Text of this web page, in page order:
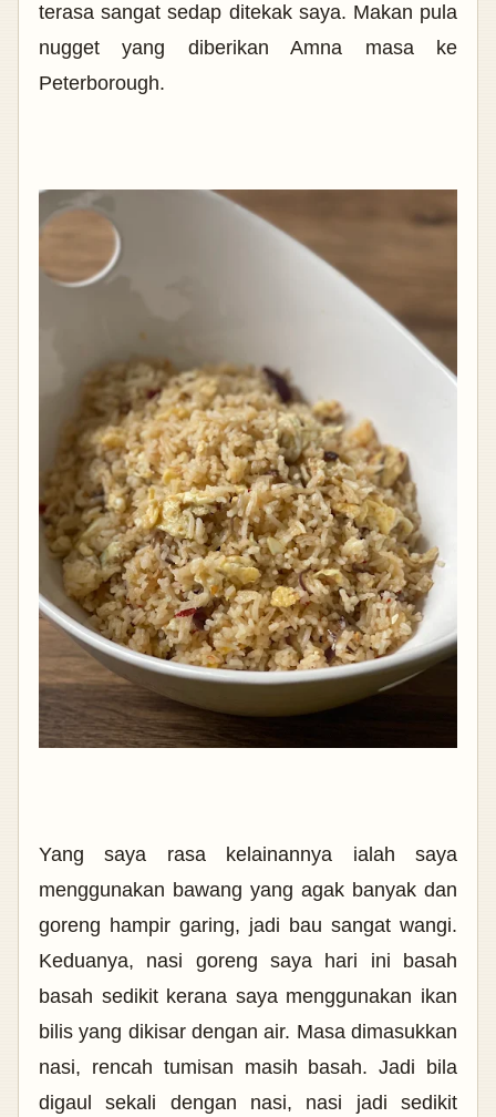
terasa sangat sedap ditekak saya. Makan pula
nugget yang diberikan Amna masa ke
Peterborough.
Yang saya rasa kelainannya ialah saya
menggunakan bawang yang agak banyak dan
goreng hampir garing, jadi bau sangat wangi.
Keduanya, nasi goreng saya hari ini basah
basah sedikit kerana saya menggunakan ikan
bilis yang dikisar dengan air. Masa dimasukkan
nasi, rencah tumisan masih basah. Jadi bila
digaul sekali dengan nasi, nasi jadi sedikit